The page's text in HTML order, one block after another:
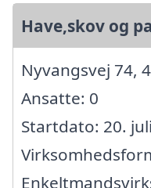
Have,skov og
Nyvangsvej 74,
Ansatte: 0
Startdato: 20.